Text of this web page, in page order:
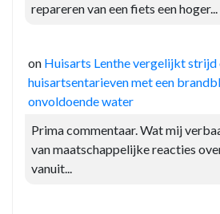
repareren van een fiets een hoger...
on Huisarts Lenthe vergelijkt strijd
huisartsentarieven met een
onvoldoende water
Prima commentaar. Wat mij
van maatschappelijke reacties
vanuit...